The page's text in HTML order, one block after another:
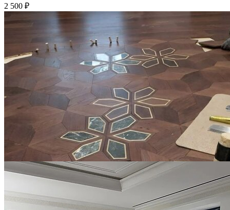
2 500 ₽
Укладка модульного паркета с мрамором и латунью
3 500 ₽